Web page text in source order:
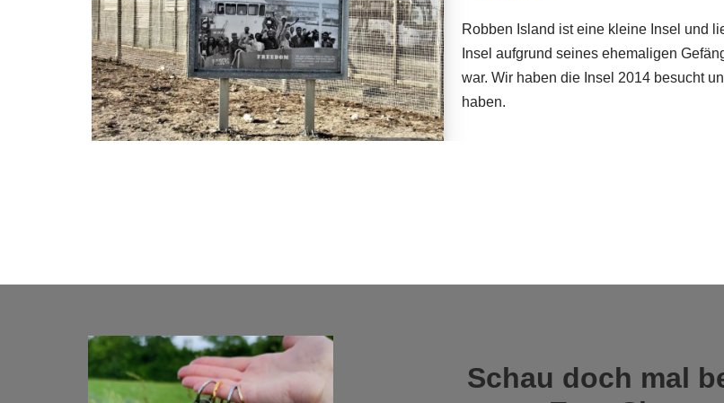
Robben Island ist eine kleine Insel und
Insel aufgrund seines ehemaligen
war. Wir haben die Insel 2014 besucht
haben.
Schau doch mal